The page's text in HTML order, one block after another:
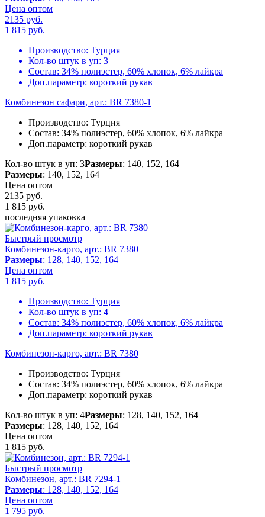
Цена оптом
2135 руб.
1 815 руб.
Производство: Турция
Кол-во штук в уп: 3
Состав: 34% полиэстер, 60% хлопок, 6% лайкра
Доп.параметр: короткий рукав
Комбинезон сафари, арт.: BR 7380-1
Производство: Турция
Состав: 34% полиэстер, 60% хлопок, 6% лайкра
Доп.параметр: короткий рукав
Кол-во штук в уп: 3Размеры: 140, 152, 164
Размеры: 140, 152, 164
Цена оптом
2135 руб.
1 815 руб.
последняя упаковка
Быстрый просмотр
Комбинезон-карго, арт.: BR 7380
Размеры: 128, 140, 152, 164
Цена оптом
1 815 руб.
Производство: Турция
Кол-во штук в уп: 4
Состав: 34% полиэстер, 60% хлопок, 6% лайкра
Доп.параметр: короткий рукав
Комбинезон-карго, арт.: BR 7380
Производство: Турция
Состав: 34% полиэстер, 60% хлопок, 6% лайкра
Доп.параметр: короткий рукав
Кол-во штук в уп: 4Размеры: 128, 140, 152, 164
Размеры: 128, 140, 152, 164
Цена оптом
1 815 руб.
Быстрый просмотр
Комбинезон, арт.: BR 7294-1
Размеры: 128, 140, 152, 164
Цена оптом
1 795 руб.